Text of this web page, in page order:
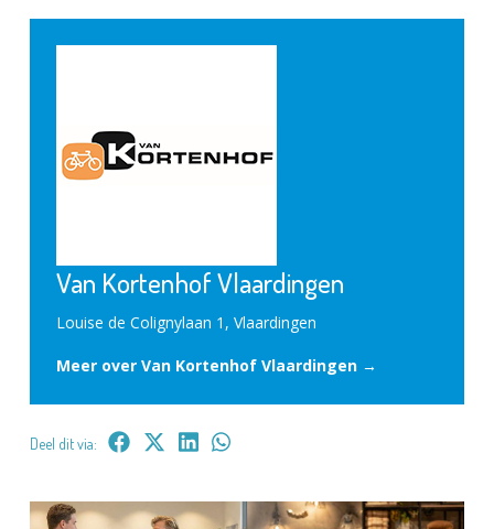
Van Kortenhof Vlaardingen
Louise de Colignylaan 1, Vlaardingen
Meer over Van Kortenhof Vlaardingen →
Deel dit via: